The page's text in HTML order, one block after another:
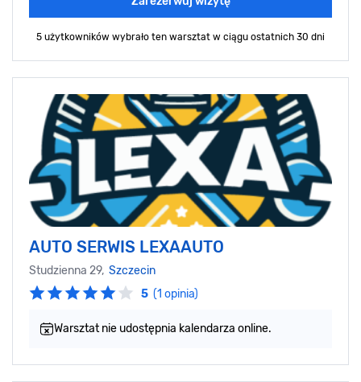
5 użytkowników wybrało ten warsztat w ciągu ostatnich 30 dni
AUTO SERWIS LEXAAUTO
Studzienna 29, Szczecin
5 (1 opinia)
Warsztat nie udostępnia kalendarza online.